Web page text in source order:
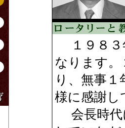
１９８３
なります。
り、無事
様に感謝し
会長時代